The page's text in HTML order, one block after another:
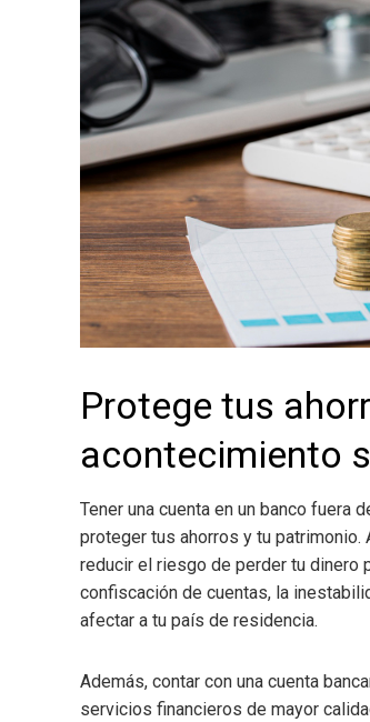
Protege tus
acontecimiento
Tener una cuenta en un banco fuera
proteger tus ahorros y tu
reducir el riesgo de perder tu dinero
confiscación de cuentas, la
afectar a tu país de residencia.
Además, contar con una cuenta
servicios financieros de mayor